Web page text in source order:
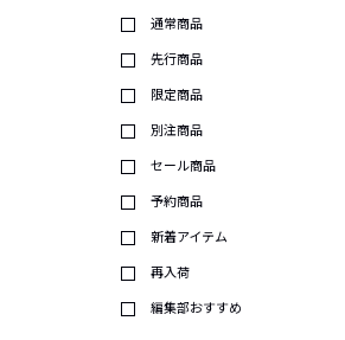
通常商品
先行商品
限定商品
別注商品
セール商品
予約商品
新着アイテム
再入荷
編集部おすすめ